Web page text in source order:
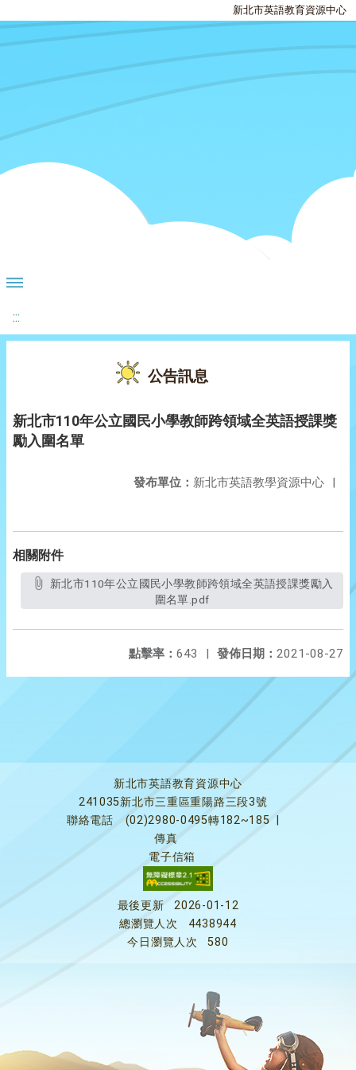
新北市英語教育資源中心
:::
公告訊息
新北市110年公立國民小學教師跨領域全英語授課獎
勵入圍名單
發布單位： 新北市英語教學資源中心 |
相關附件
圍名單.pdf
發佈日期： 2021-08-27
點擊率： 643 |
新北市英語教育資源中心
241035新北市三重區重陽路三段3號
聯絡電話
(02)2980-0495轉182~185
傳真
電子信箱
最後更新
2026-01-12
總瀏覽人次
4438944
今日瀏覽人次
580